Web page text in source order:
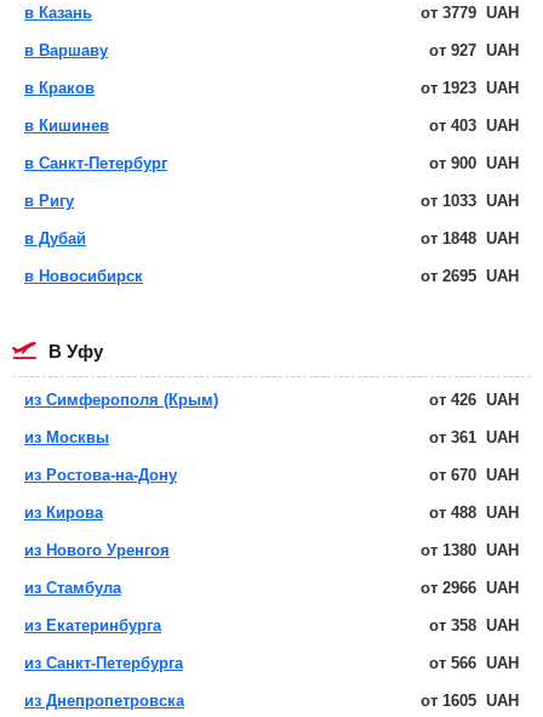
в Казань от 3779 UAH
в Варшаву от 927 UAH
в Краков от 1923 UAH
в Кишинев от 403 UAH
в Санкт-Петербург от 900 UAH
в Ригу от 1033 UAH
в Дубай от 1848 UAH
в Новосибирск от 2695 UAH
в Уфу
из Симферополя (Крым) от 426 UAH
из Москвы от 361 UAH
из Ростова-на-Дону от 670 UAH
из Кирова от 488 UAH
из Нового Уренгоя от 1380 UAH
из Стамбула от 2966 UAH
из Екатеринбурга от 358 UAH
из Санкт-Петербурга от 566 UAH
из Днепропетровска от 1605 UAH